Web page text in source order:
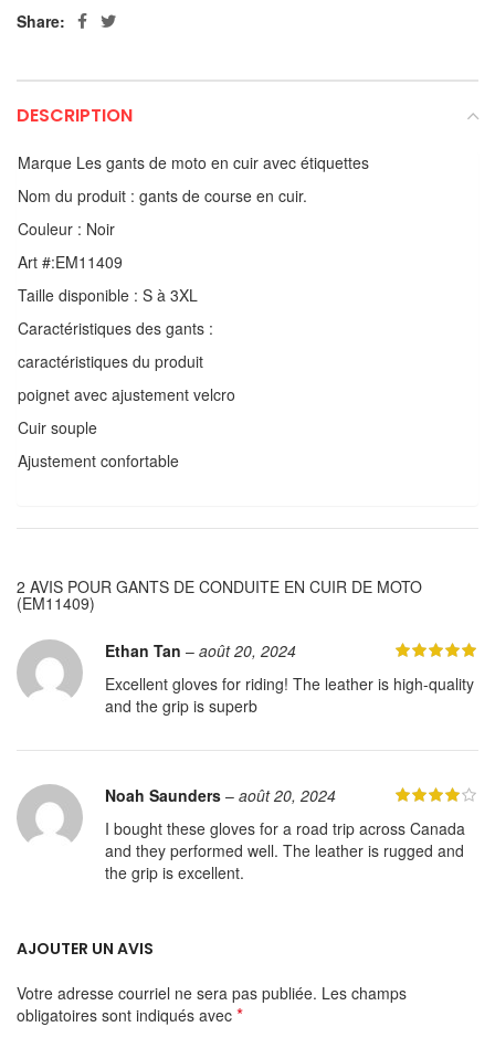
Share:
DESCRIPTION
Marque Les gants de moto en cuir avec étiquettes
Nom du produit : gants de course en cuir.
Couleur : Noir
Art #:EM11409
Taille disponible : S à 3XL
Caractéristiques des gants :
caractéristiques du produit
poignet avec ajustement velcro
Cuir souple
Ajustement confortable
2 AVIS POUR GANTS DE CONDUITE EN CUIR DE MOTO
(EM11409)
Ethan Tan – août 20, 2024
Excellent gloves for riding! The leather is high-quality
and the grip is superb
Noah Saunders – août 20, 2024
I bought these gloves for a road trip across Canada
and they performed well. The leather is rugged and
the grip is excellent.
AJOUTER UN AVIS
Votre adresse courriel ne sera pas publiée. Les champs
obligatoires sont indiqués avec *